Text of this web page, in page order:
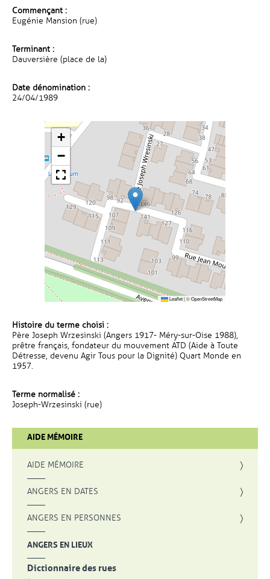
Commençant :
Eugénie Mansion (rue)
Terminant :
Dauversière (place de la)
Date dénomination :
24/04/1989
+
−
Leaflet|©OpenStreetMap
Histoire du terme choisi :
Père Joseph Wrzesinski (Angers 1917- Méry-sur-Oise 1988),
prêtre français, fondateur du mouvement ATD (Aide à Toute
Détresse, devenu Agir Tous pour la Dignité) Quart Monde en
1957.
Terme normalisé :
Joseph-Wrzesinski (rue)
AIDE MÉMOIRE
AIDE MÉMOIRE
ANGERS EN DATES
ANGERS EN PERSONNES
ANGERS EN LIEUX
Dictionnaire des rues